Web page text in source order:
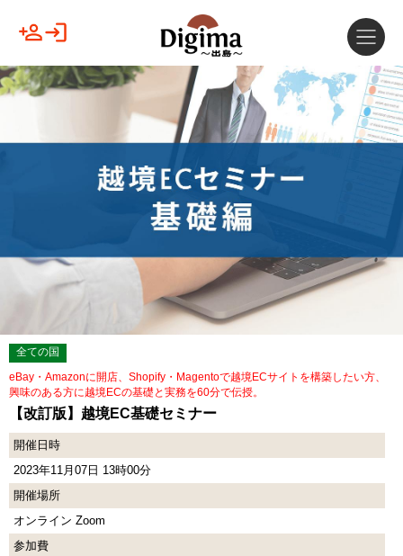
全ての国
eBay・Amazonに開店、Shopify・Magentoで越境ECサイトを構築したい方、
興味のある方に越境ECの基礎と実務を60分で伝授。
【改訂版】越境EC基礎セミナー
開催日時
2023年11月07日 13時00分
開催場所
オンライン Zoom
参加費